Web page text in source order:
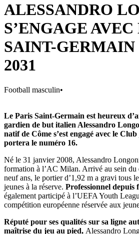
ALESSANDRO
S’ENGAGE
SAINT-GERMAIN
2031
Football masculin•
Le Paris Saint-Germain est heureux
gardien de but italien Alessandro
natif de Côme s’est engagé avec le
portera le numéro 16.
Né le 31 janvier 2008, Alessandro
formation à l’AC Milan. Arrivé au sein du
neuf ans, le portier d’1,92 m a gravi tous
jeunes à la réserve. Professionnel depuis
également participé à l’UEFA Youth
compétition européenne réservée aux
Réputé pour ses qualités sur sa ligne
maîtrise du jeu au pied, Alessandro